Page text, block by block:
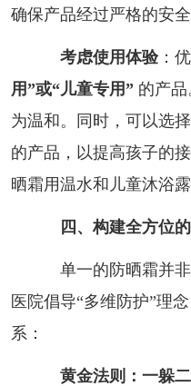
确保产品经过严格的安全
考虑使用体验：
用”或“儿童专用”的产品
为温和。同时，可以选
的产品，以提高孩子的
晒霜用温水和儿童沐浴
四、构建全方位
单一的防晒霜并非
医院倡导“多维防护”理
系：
黄金法则：一躲